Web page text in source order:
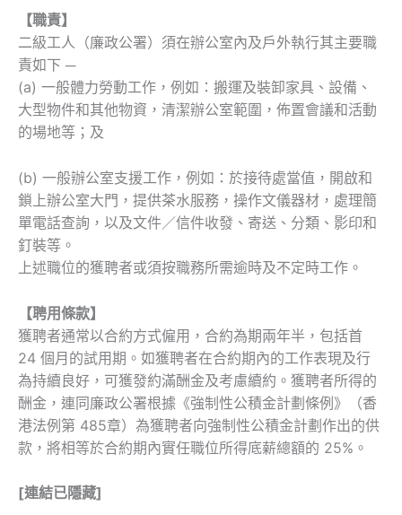
【職責】
二級工人（廉政公署）須在辦公室內及戶外執行其主要職
責如下 ─
(a) 一般體力勞動工作，例如：搬運及裝卸家具、設備、
大型物件和其他物資，清潔辦公室範圍，佈置會議和活動
的場地等；及
(b) 一般辦公室支援工作，例如：於接待處當值，開啟和
鎖上辦公室大門，提供茶水服務，操作文儀器材，處理簡
單電話查詢，以及文件／信件收發、寄送、分類、影印和
釘裝等。
上述職位的獲聘者或須按職務所需逾時及不定時工作。
【聘用條款】
獲聘者通常以合約方式僱用，合約為期兩年半，包括首
24 個月的試用期。如獲聘者在合約期內的工作表現及行
為持續良好，可獲發約滿酬金及考慮續約。獲聘者所得的
酬金，連同廉政公署根據《強制性公積金計劃條例》（香
港法例第 485章）為獲聘者向強制性公積金計劃作出的供
款，將相等於合約期內實任職位所得底薪總額的 25%。
[連結已隱藏]